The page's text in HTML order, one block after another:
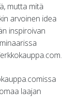
mutta mitä
arvoinen idea
inspiroivan
laajan